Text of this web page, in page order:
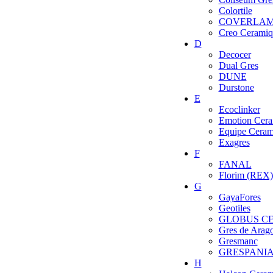
Colortile
Creo
D
Decocer
Dual Gres
DUNE
Durstone
E
Ecoclinker
Emotion
Equipe
Exagres
F
FANAL
Florim (REX)
G
GayaFores
Geotiles
GLOBUS
Gres de
Gresmanc
GRESPANIA
H